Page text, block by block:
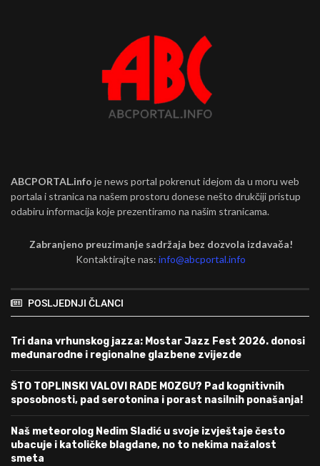
ABCPORTAL.info je news portal pokrenut idejom da u moru web
portala i stranica na našem prostoru donese nešto drukčiji pristup
odabiru informacija koje prezentiramo na našim stranicama.
Zabranjeno preuzimanje sadržaja bez dozvola izdavača!
Kontaktirajte nas:info@abcportal.info
POSLJEDNJI ČLANCI
Tri dana vrhunskog jazza: Mostar Jazz Fest 2026. donosi
međunarodne i regionalne glazbene zvijezde
ŠTO TOPLINSKI VALOVI RADE MOZGU? Pad kognitivnih
sposobnosti, pad serotonina i porast nasilnih ponašanja!
Naš meteorolog Nedim Sladić u svoje izvještaje često
ubacuje i katoličke blagdane, no to nekima nažalost
smeta